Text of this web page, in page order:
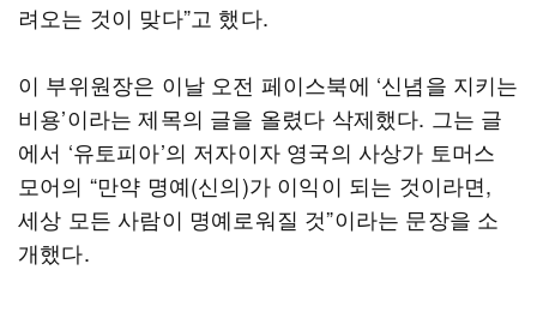
려오는 것이 맞다”고 했다.
이 부위원장은 이날 오전 페이스북에 ‘신념을 지키는
비용’이라는 제목의 글을 올렸다 삭제했다. 그는 글
에서 ‘유토피아’의 저자이자 영국의 사상가 토머스
모어의 “만약 명예(신의)가 이익이 되는 것이라면,
세상 모든 사람이 명예로워질 것”이라는 문장을 소
개했다.